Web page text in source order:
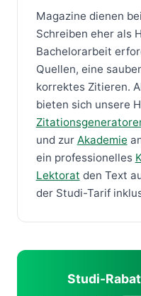
Magazine dienen
Schreiben eher als
Bachelorarbeit
Quellen, eine
korrektes Zitieren.
bieten sich unsere
und zur Akademie
ein professionelles
Lektorat den Text
der Studi-Tarif
Studi-